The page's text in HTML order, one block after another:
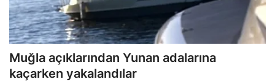
Muğla açıklarından Yunan adalarına
kaçarken yakalandılar